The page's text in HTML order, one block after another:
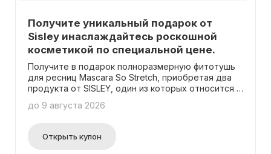
Получите уникальный подарок от
Sisley инаслаждайтесь роскошной
косметикой по специальной цене.
Получите в подарок полноразмерную фитотушь
для ресниц Mascara So Stretch, приобретая два
продукта от SISLEY, один из которых относится к
до 9 августа 2026
Открыть купон